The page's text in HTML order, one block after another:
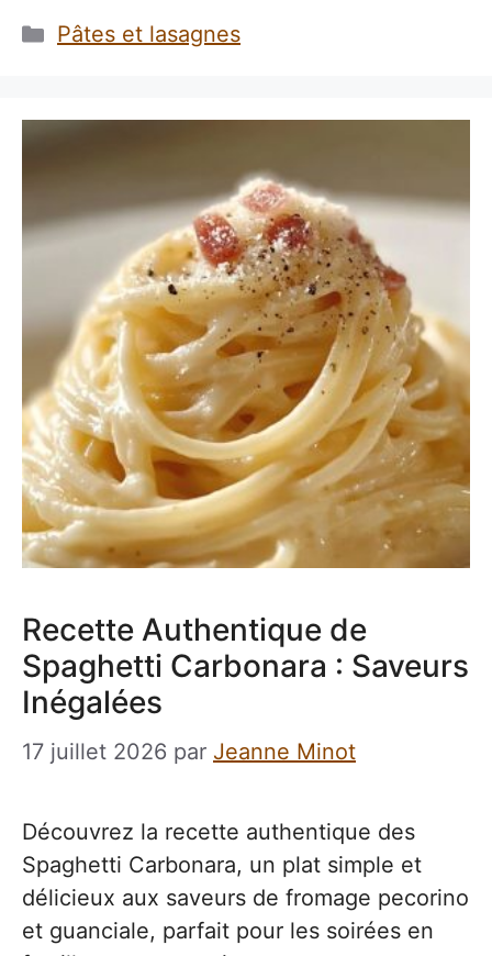
Catégories
Pâtes et lasagnes
Recette Authentique de
Spaghetti Carbonara : Saveurs
Inégalées
17 juillet 2026 par Jeanne Minot
Découvrez la recette authentique des
Spaghetti Carbonara, un plat simple et
délicieux aux saveurs de fromage pecorino
et guanciale, parfait pour les soirées en